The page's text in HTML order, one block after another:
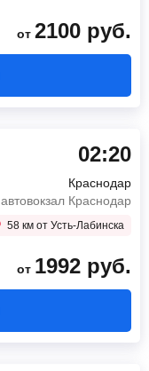
от 2100 руб.
02:20
Краснодар
автовокзал Краснодар
58 км от Усть-Лабинска
от 1992 руб.